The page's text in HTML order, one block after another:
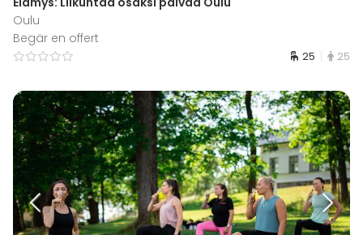
Oulu
Begär en offert
25 25